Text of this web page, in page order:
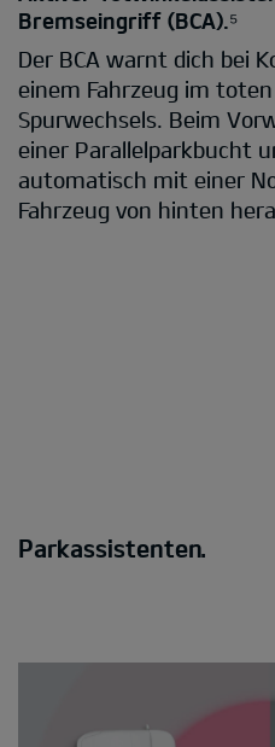
Bremseingriff (BCA).⁵
Der BCA warnt dich bei
einem Fahrzeug im
Spurwechsels. Beim
einer Parallelparkbucht
automatisch mit einer
Fahrzeug von hinten
Parkassistenten.